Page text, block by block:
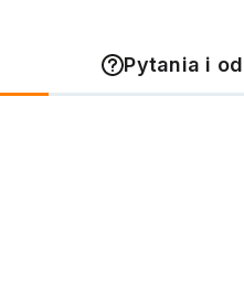
Pytania i